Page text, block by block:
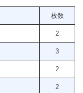
枚数
2
3
2
2